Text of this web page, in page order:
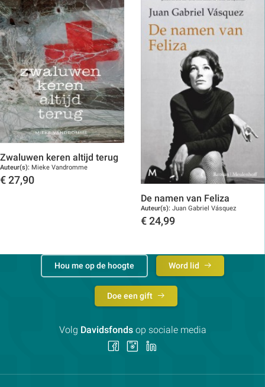
Zwaluwen keren altijd terug
Auteur(s): Mieke Vandromme
€ 27,90
De namen van Feliza
Auteur(s): Juan Gabriel Vásquez
€ 24,99
Hou me op de hoogte Word lid
Doe een gift
Volg Davidsfondsop sociale media
Volg Volg